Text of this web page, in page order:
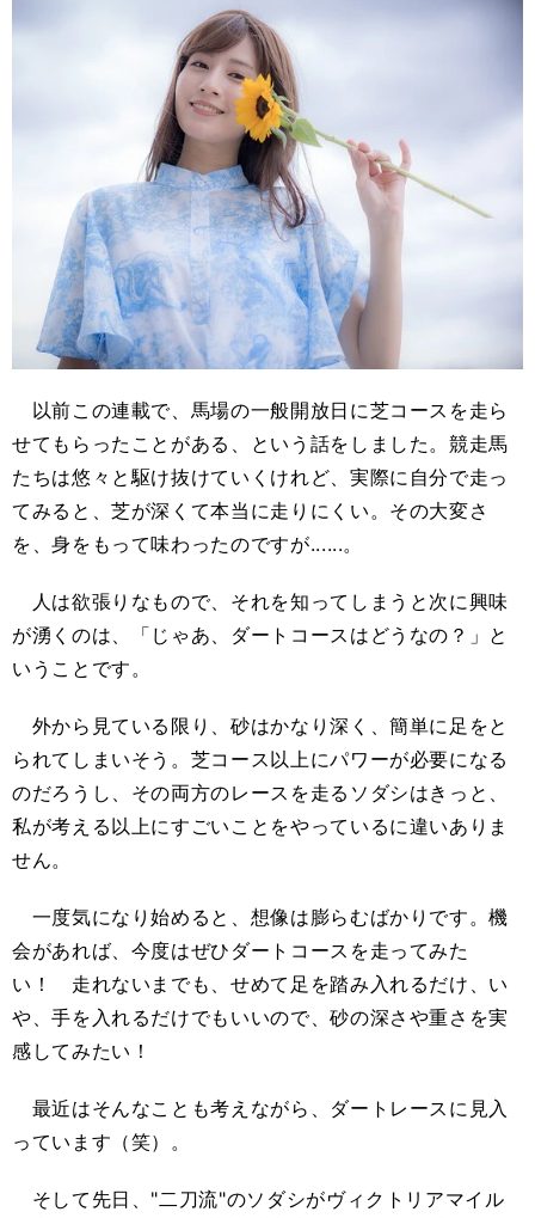
以前この連載で、馬場の一般開放日に芝コースを走ら
せてもらったことがある、という話をしました。競走馬
たちは悠々と駆け抜けていくけれど、実際に自分で走っ
てみると、芝が深くて本当に走りにくい。その大変さ
を、身をもって味わったのですが......。
人は欲張りなもので、それを知ってしまうと次に興味
が湧くのは、「じゃあ、ダートコースはどうなの？」と
いうことです。
外から見ている限り、砂はかなり深く、簡単に足をと
られてしまいそう。芝コース以上にパワーが必要になる
のだろうし、その両方のレースを走るソダシはきっと、
私が考える以上にすごいことをやっているに違いありま
せん。
一度気になり始めると、想像は膨らむばかりです。機
会があれば、今度はぜひダートコースを走ってみた
い！ 走れないまでも、せめて足を踏み入れるだけ、い
や、手を入れるだけでもいいので、砂の深さや重さを実
感してみたい！
最近はそんなことも考えながら、ダートレースに見入
っています（笑）。
そして先日、"二刀流"のソダシがヴィクトリアマイル